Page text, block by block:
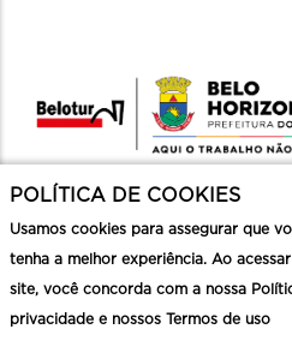
POLÍTICA DE COOKIES
Usamos cookies para assegurar que
tenha a melhor experiência. Ao
site, você concorda com a nossa
privacidade e nossos Termos de uso